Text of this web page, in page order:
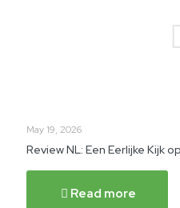
May 19, 2026
Review NL: Een Eerlijke Kijk
Read more